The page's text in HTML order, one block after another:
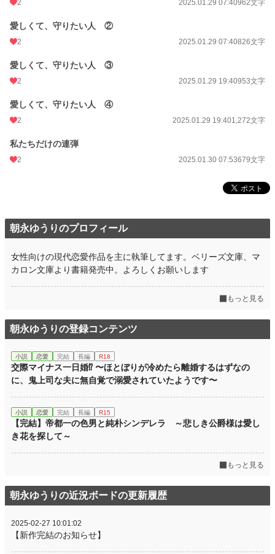
2 2025.01.29 07:40962文字
愛しくて、守りたい人 ②
2 2025.01.29 07:40826文字
愛しくて、守りたい人 ③
2 2025.01.29 19:40953文字
愛しくて、守りたい人 ④
2 2025.01.29 19:401,272文字
私たちだけの連弾
2 2025.01.30 07:53679文字
朝永ゆうりのプロフィール
女性向けの現代恋愛作品を主に執筆してます。ベリーズ文庫、マ
カロン文庫より書籍発売中。よろしくお願いします
もっと見る
朝永ゆうりの登録コンテンツ
小説 恋愛 完結 長編 R18
交際マイナス一日婚⁉ 〜ほとぼりが冷めたら離婚するはずなの
に、鬼上司な夫に無自覚で溺愛されていたようです〜
小説 恋愛 完結 長編 R15
【完結】帝都一の色男と純朴シンデレラ ～悲しき公爵様は愛し
き花を探して～
もっと見る
朝永ゆうりの近況ボードの更新履歴
2025-02-27 10:01:02
【新作完結のお知らせ】